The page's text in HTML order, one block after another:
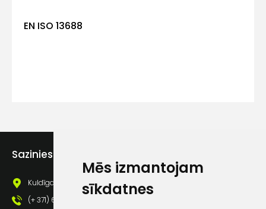
Mēs izmantojam
sīkdatnes
EN ISO 13688
Sazinies ar mums
Kuldīgas iela 69a, Saldus, Saldus nov., LV - 3801
(+ 371) 63 881 186
pastā